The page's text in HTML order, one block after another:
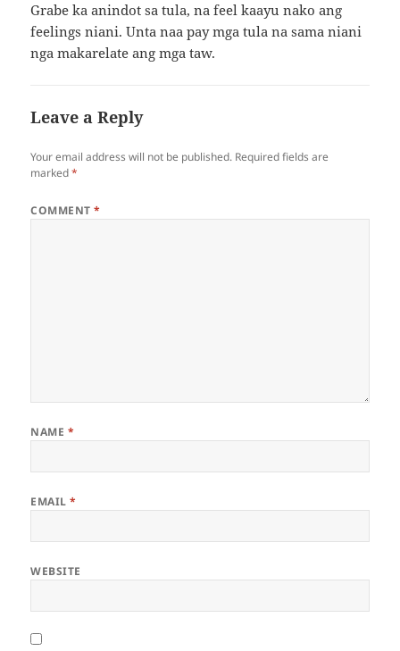
Grabe ka anindot sa tula, na feel kaayu nako ang
feelings niani. Unta naa pay mga tula na sama niani
nga makarelate ang mga taw.
Leave a Reply
Your email address will not be published. Required fields are
marked*
COMMENT*
NAME *
EMAIL*
WEBSITE